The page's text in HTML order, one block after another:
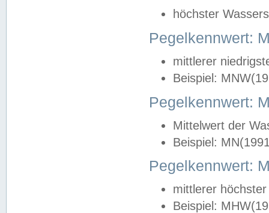
höchster
Pegelkennwert:
mittlerer
Beispiel:
Pegelkennwert:
Mittelwert der
Beispiel:
Pegelkennwert:
mittlerer
Beispiel: